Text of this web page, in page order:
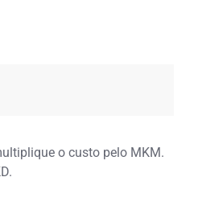
o custo pelo MKM.